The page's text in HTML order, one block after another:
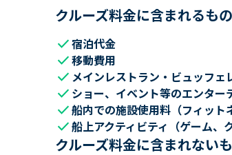
クルーズ料金に含まれるもの
check宿泊代金
check移動費用
check メインレストラン・ビュッフ
check ショー、イベント等のエンター
check船内での施設使用料（フィット
check船上アクティビティ（ゲーム、
クルーズ料金に含まれない